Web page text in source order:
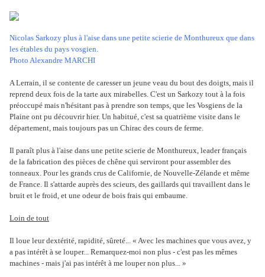
Nicolas Sarkozy plus à l'aise dans une petite scierie de Monthureux que dans
les étables du pays vosgien.
Photo Alexandre MARCHI
A Lerrain, il se contente de caresser un jeune veau du bout des doigts, mais il
reprend deux fois de la tarte aux mirabelles. C'est un Sarkozy tout à la fois
préoccupé mais n'hésitant pas à prendre son temps, que les Vosgiens de la
Plaine ont pu découvrir hier. Un habitué, c'est sa quatrième visite dans le
département, mais toujours pas un Chirac des cours de ferme.
Il paraît plus à l'aise dans une petite scierie de Monthureux, leader français
de la fabrication des pièces de chêne qui serviront pour assembler des
tonneaux. Pour les grands crus de Californie, de Nouvelle-Zélande et même
de France. Il s'attarde auprès des scieurs, des gaillards qui travaillent dans le
bruit et le froid, et une odeur de bois frais qui embaume.
Loin de tout
Il loue leur dextérité, rapidité, sûreté... « Avec les machines que vous avez, y
a pas intérêt à se louper... Remarquez-moi non plus - c'est pas les mêmes
machines - mais j'ai pas intérêt à me louper non plus... »